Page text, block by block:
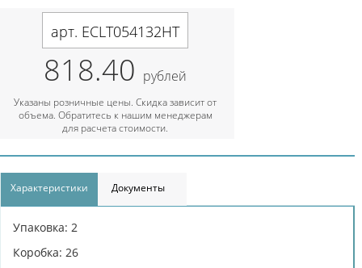
арт. ECLT054132HT
818.40 рублей
Указаны розничные цены. Скидка зависит от
объема. Обратитесь к нашим менеджерам
для расчета стоимости.
Характеристики Документы
Упаковка: 2
Коробка: 26